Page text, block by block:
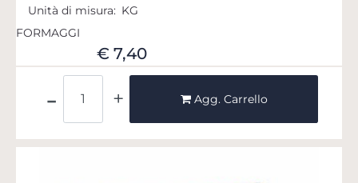
Unità di misura: KG
FORMAGGI
€ 7,40
Agg. Carrello